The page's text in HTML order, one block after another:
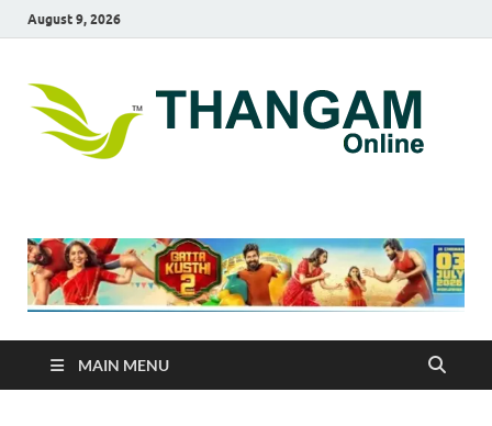
August 9, 2026
MAIN MENU